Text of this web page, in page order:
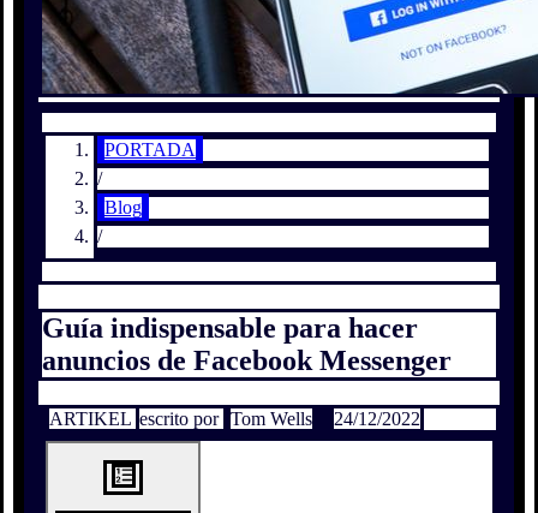
PORTADA
/
Blog
/
Guía indispensable para hacer
anuncios de Facebook Messenger
ARTIKEL escrito por Tom Wells 24/12/2022